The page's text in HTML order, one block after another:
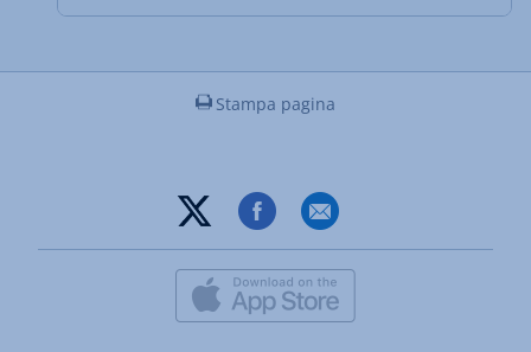
Stampa pagina